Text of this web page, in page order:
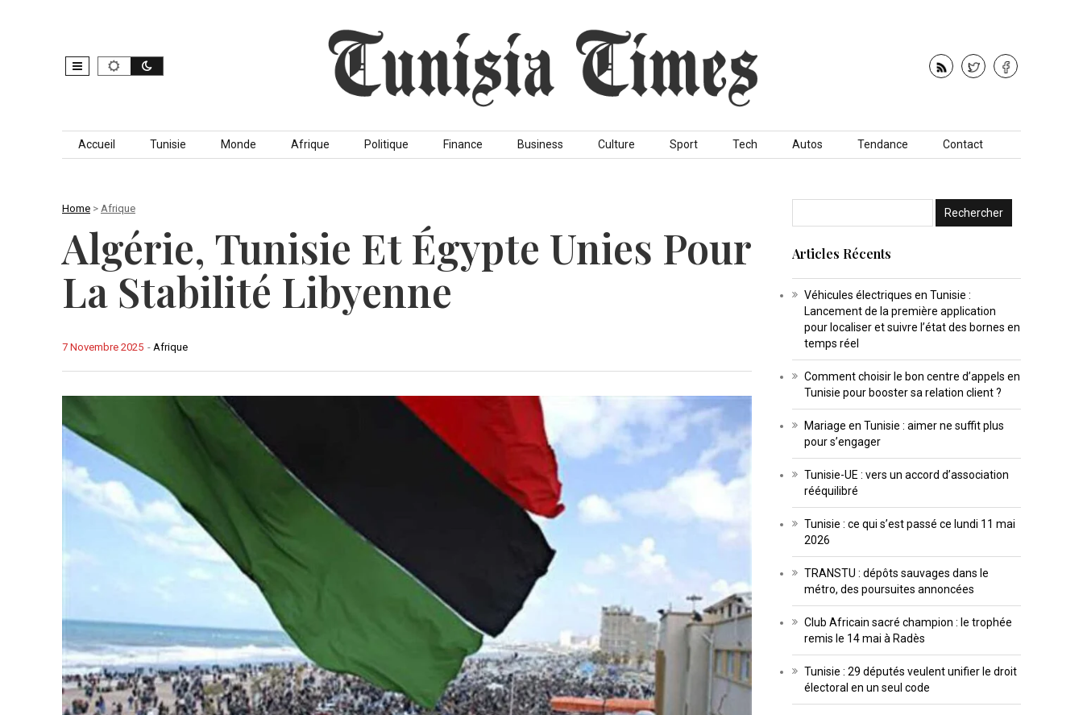
Skip to content
Accueil Tunisie Monde Afrique Politique Finance Business Culture Sport Tech Autos Tendance Contact
Home > Afrique
Algérie, Tunisie Et Égypte Unies Pour
La Stabilité Libyenne
- Afrique
7 Novembre 2025
Articles Récents
Véhicules électriques en Tunisie :
Lancement de la première application
pour localiser et suivre l’état des bornes en
temps réel
Comment choisir le bon centre d’appels en
Tunisie pour booster sa relation client ?
Mariage en Tunisie : aimer ne suffit plus
pour s’engager
Tunisie-UE : vers un accord d’association
rééquilibré
Tunisie : ce qui s’est passé ce lundi 11 mai
2026
TRANSTU : dépôts sauvages dans le
métro, des poursuites annoncées
Club Africain sacré champion : le trophée
remis le 14 mai à Radès
Tunisie : 29 députés veulent unifier le droit
électoral en un seul code